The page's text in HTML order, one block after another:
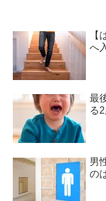
へ
最
る
男
の